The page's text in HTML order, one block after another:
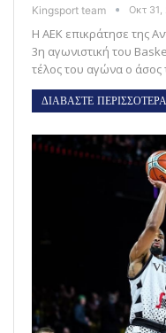
Kingsport team Οκτ 31,
Η ΑΕΚ επικράτησε της
3η αγωνιστική του
τέλος του αγώνα ο άσος
ΔΙΑΒΑΣΤΕ